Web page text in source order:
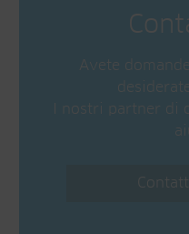
Avete
I nostri partner di